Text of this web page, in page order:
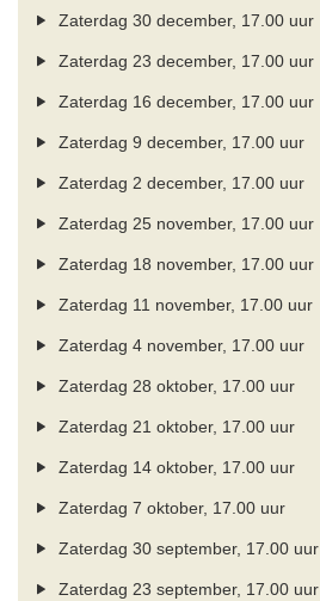
Zaterdag 30 december, 17.00 uur
Zaterdag 23 december, 17.00 uur
Zaterdag 16 december, 17.00 uur
Zaterdag 9 december, 17.00 uur
Zaterdag 2 december, 17.00 uur
Zaterdag 25 november, 17.00 uur
Zaterdag 18 november, 17.00 uur
Zaterdag 11 november, 17.00 uur
Zaterdag 4 november, 17.00 uur
Zaterdag 28 oktober, 17.00 uur
Zaterdag 21 oktober, 17.00 uur
Zaterdag 14 oktober, 17.00 uur
Zaterdag 7 oktober, 17.00 uur
Zaterdag 30 september, 17.00 uur
Zaterdag 23 september, 17.00 uur